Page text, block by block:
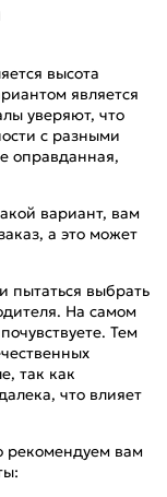
высота
является
уверяют, что
с разными
оправданная,
вариант, вам
а это может
пытаться выбрать
На самом
Тем
так как
что влияет
рекомендуем вам